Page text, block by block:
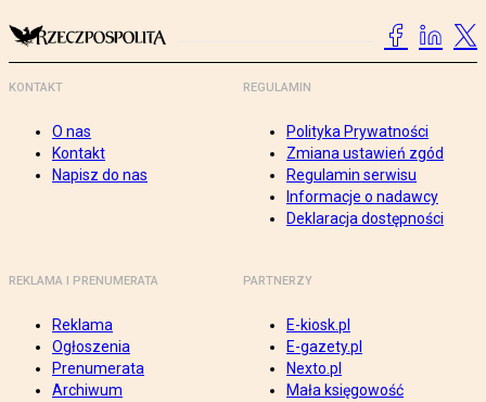
KONTAKT
O nas
Kontakt
Napisz do nas
REGULAMIN
Polityka Prywatności
Zmiana ustawień zgód
Regulamin serwisu
Informacje o nadawcy
Deklaracja dostępności
REKLAMA I PRENUMERATA
Reklama
Ogłoszenia
Prenumerata
Archiwum
PARTNERZY
E-kiosk.pl
E-gazety.pl
Nexto.pl
Mała księgowość